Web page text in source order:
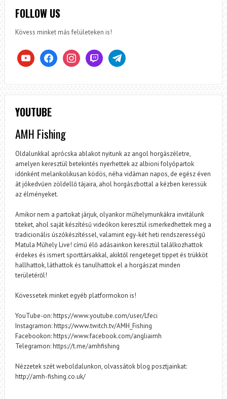
FOLLOW US
Kövess minket más felületeken is!
youtube facebookinstagramtwitch telegram
YOUTUBE
AMH Fishing
Oldalunkkal aprócska ablakot nyitunk az angol horgászéletre,
amelyen keresztül betekintés nyerhettek az albioni folyópartok
időnként melankolikusan ködös, néha vidáman napos, de egész éven
át jókedvűen zöldellő tájaira, ahol horgászbottal a kézben keressük
az élményeket.
Amikor nem a partokat járjuk, olyankor műhelymunkákra invitálunk
titeket, ahol saját készítésű videókon keresztül ismerkedhettek meg a
tradicionális úszókészítéssel, valamint egy-két heti rendszerességű
Matula Műhely Live! című élő adásainkon keresztül találkozhattok
érdekes és ismert sporttársakkal, akiktől rengeteget tippet és trükköt
hallhattok, láthattok és tanulhattok el a horgászat minden
területéről!
Kövessetek minket egyéb platformokon is!
YouTube-on: https://www.youtube.com/user/Lfeci
Instagramon: https://www.twitch.tv/AMH_Fishing
Facebookon: https://www.facebook.com/angliaimh
Telegramon: https://t.me/amhfishing
Nézzetek szét weboldalunkon, olvassátok blog posztjainkat:
http://amh-fishing.co.uk/